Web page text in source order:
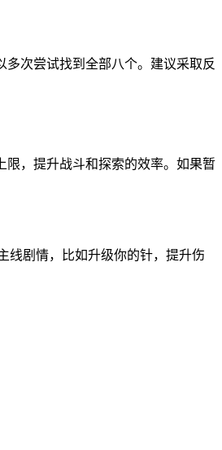
次尝试找到全部八个。建议采取反
限，提升战斗和探索的效率。如果暂
线剧情，比如升级你的针，提升伤